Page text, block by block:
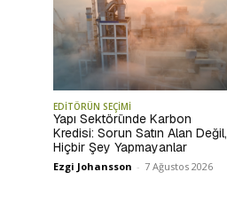
EDİTÖRÜN SEÇİMİ
Yapı Sektöründe Karbon
Kredisi: Sorun Satın Alan Değil,
Hiçbir Şey Yapmayanlar
Ezgi Johansson - 7 Ağustos 2026